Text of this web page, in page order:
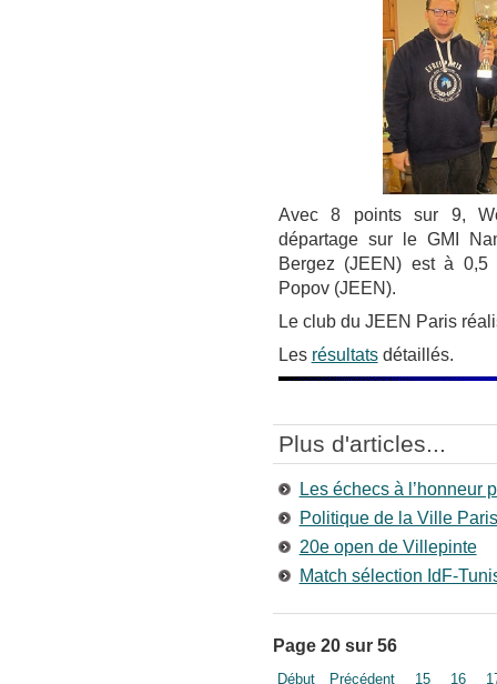
Avec 8 points sur 9,
départage sur le GMI
Bergez (JEEN) est à 0,5
Popov (JEEN).
Le club du JEEN Paris
Les résultatsdétaillés.
Plus d'articles...
Les échecs à l’honneur
Politique de la Ville
20e open de Villepinte
Match sélection IdF-
Page 20 sur 56
Début Précédent 15 16